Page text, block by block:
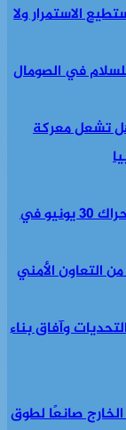
الاستمرار ولا
في الصومال
تشعل معركة
النزوح الأفريقي العابر للحدود في ظل حراك 30 يونيو في
مؤتمر رؤساء أركان الدفاع الأفارقة 2026 من التعاون الأمني
وآفاق بناء
صانعًا لطوق